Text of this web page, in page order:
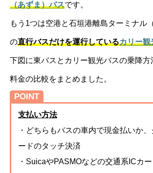
（あずま）バスです。
もう1つは空港と石垣港離島ターミナル
の直行バスだけを運行しているカリー観
下図に東バスとカリー観光バスの乗降
料金の比較をまとめました。
POINT
支払い方法
・どちらもバスの車内で現金払いか
ードのタッチ決済
・SuicaやPASMOなどの交通系ICカ